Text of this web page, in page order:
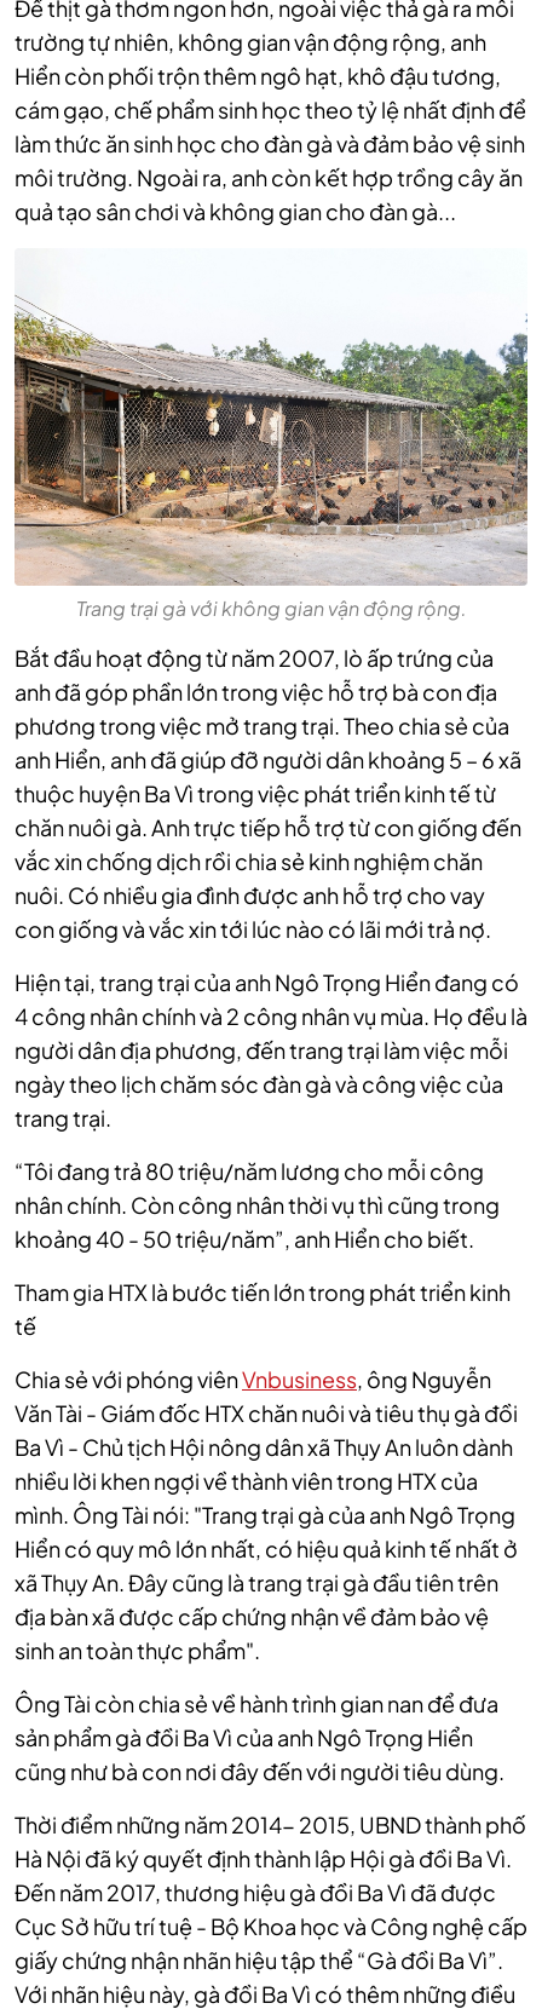
Để thịt gà thơm ngon hơn, ngoài việc thả gà ra môi
trường tự nhiên, không gian vận động rộng, anh
Hiển còn phối trộn thêm ngô hạt, khô đậu tương,
cám gạo, chế phẩm sinh học theo tỷ lệ nhất định để
làm thức ăn sinh học cho đàn gà và đảm bảo vệ sinh
môi trường. Ngoài ra, anh còn kết hợp trồng cây ăn
quả tạo sân chơi và không gian cho đàn gà...
Trang trại gà với không gian vận động rộng.
Bắt đầu hoạt động từ năm 2007, lò ấp trứng của
anh đã góp phần lớn trong việc hỗ trợ bà con địa
phương trong việc mở trang trại. Theo chia sẻ của
anh Hiển, anh đã giúp đỡ người dân khoảng 5 – 6 xã
thuộc huyện Ba Vì trong việc phát triển kinh tế từ
chăn nuôi gà. Anh trực tiếp hỗ trợ từ con giống đến
vắc xin chống dịch rồi chia sẻ kinh nghiệm chăn
nuôi. Có nhiều gia đình được anh hỗ trợ cho vay
con giống và vắc xin tới lúc nào có lãi mới trả nợ.
Hiện tại, trang trại của anh Ngô Trọng Hiển đang có
4 công nhân chính và 2 công nhân vụ mùa. Họ đều là
người dân địa phương, đến trang trại làm việc mỗi
ngày theo lịch chăm sóc đàn gà và công việc của
trang trại.
“Tôi đang trả 80 triệu/năm lương cho mỗi công
nhân chính. Còn công nhân thời vụ thì cũng trong
khoảng 40 - 50 triệu/năm”, anh Hiển cho biết.
Tham gia HTX là bước tiến lớn trong phát triển kinh
tế
Chia sẻ với phóng viênVnbusiness , ông Nguyễn
Văn Tài - Giám đốc HTX chăn nuôi và tiêu thụ gà đồi
Ba Vì - Chủ tịch Hội nông dân xã Thụy An luôn dành
nhiều lời khen ngợi về thành viên trong HTX của
mình. Ông Tài nói: "Trang trại gà của anh Ngô Trọng
Hiển có quy mô lớn nhất, có hiệu quả kinh tế nhất ở
xã Thụy An. Đây cũng là trang trại gà đầu tiên trên
địa bàn xã được cấp chứng nhận về đảm bảo vệ
sinh an toàn thực phẩm".
Ông Tài còn chia sẻ về hành trình gian nan để đưa
sản phẩm gà đồi Ba Vì của anh Ngô Trọng Hiển
cũng như bà con nơi đây đến với người tiêu dùng.
Thời điểm những năm 2014- 2015, UBND thành phố
Hà Nội đã ký quyết định thành lập Hội gà đồi Ba Vì.
Đến năm 2017, thương hiệu gà đồi Ba Vì đã được
Cục Sở hữu trí tuệ - Bộ Khoa học và Công nghệ cấp
giấy chứng nhận nhãn hiệu tập thể “Gà đồi Ba Vì”.
Với nhãn hiệu này, gà đồi Ba Vì có thêm những điều